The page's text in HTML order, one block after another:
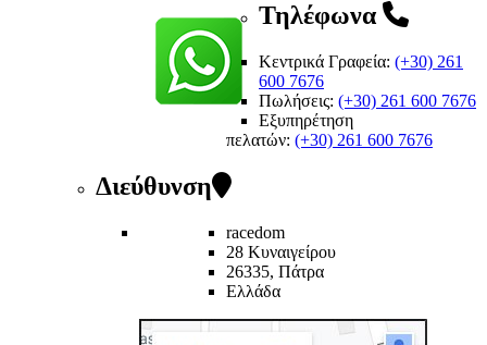
Τηλέφωνα
Κεντρικά Γραφεία: (+30) 261
600 7676
Πωλήσεις: (+30) 261 600 7676
Εξυπηρέτηση
πελατών: (+30) 261 600 7676
Διεύθυνση
racedom
28 Κυναιγείρου
26335, Πάτρα
Ελλάδα